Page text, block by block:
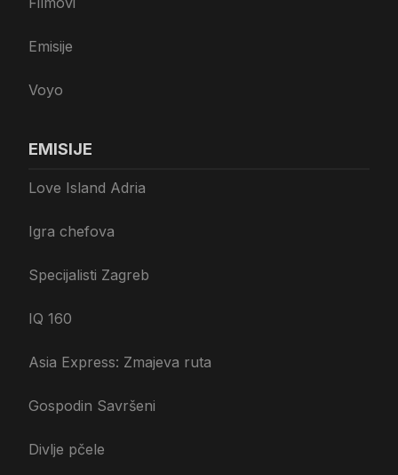
Emisije
Voyo
EMISIJE
Love Island Adria
Igra chefova
Specijalisti Zagreb
IQ 160
Asia Express: Zmajeva ruta
Gospodin Savršeni
Divlje pčele